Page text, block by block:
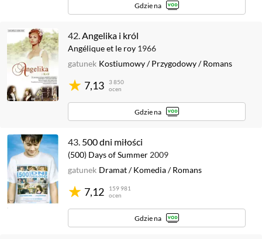
Gdzie na
42.Angelika i król
Angélique et le roy 1966
7,13
3 850
ocen
gatunek Kostiumowy/Przygodowy/Romans
Gdzie na
43. 500 dni miłości
(500) Days of Summer 2009
7,12
159 981
ocen
gatunek Dramat/Komedia/Romans
Gdzie na